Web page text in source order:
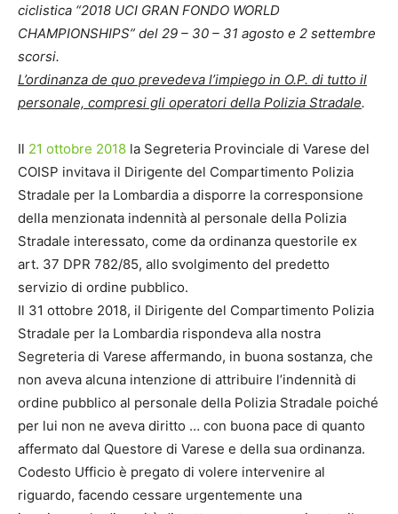
ciclistica “2018 UCI GRAN FONDO WORLD
CHAMPIONSHIPS” del 29 – 30 – 31 agosto e 2 settembre
scorsi.
L’ordinanza de quo prevedeva l’impiego in O.P. di tutto il
personale, compresi gli operatori della Polizia Stradale.
Il 21 ottobre 2018 la Segreteria Provinciale di Varese del
COISP invitava il Dirigente del Compartimento Polizia
Stradale per la Lombardia a disporre la corresponsione
della menzionata indennità al personale della Polizia
Stradale interessato, come da ordinanza questorile ex
art. 37 DPR 782/85, allo svolgimento del predetto
servizio di ordine pubblico.
Il 31 ottobre 2018, il Dirigente del Compartimento Polizia
Stradale per la Lombardia rispondeva alla nostra
Segreteria di Varese affermando, in buona sostanza, che
non aveva alcuna intenzione di attribuire l’indennità di
ordine pubblico al personale della Polizia Stradale poiché
per lui non ne aveva diritto … con buona pace di quanto
affermato dal Questore di Varese e della sua ordinanza.
Codesto Ufficio è pregato di volere intervenire al
riguardo, facendo cessare urgentemente una